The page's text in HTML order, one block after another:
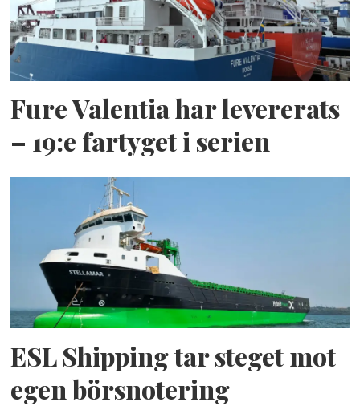
Fure Valentia har levererats
– 19:e fartyget i serien
ESL Shipping tar steget mot
egen börsnotering